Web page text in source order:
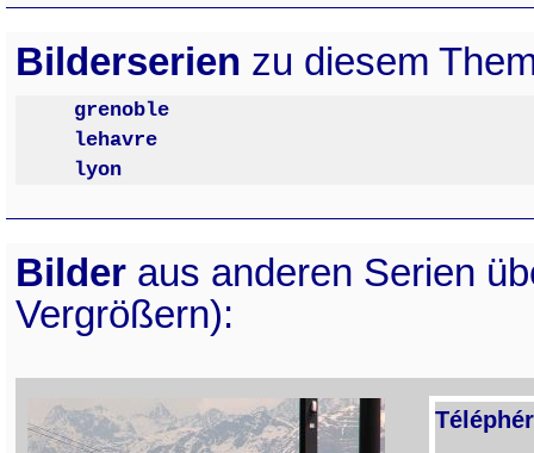
Bilderserien zu diesem
grenoble
lehavre
lyon
Bilder aus anderen Serien
Vergrößern):